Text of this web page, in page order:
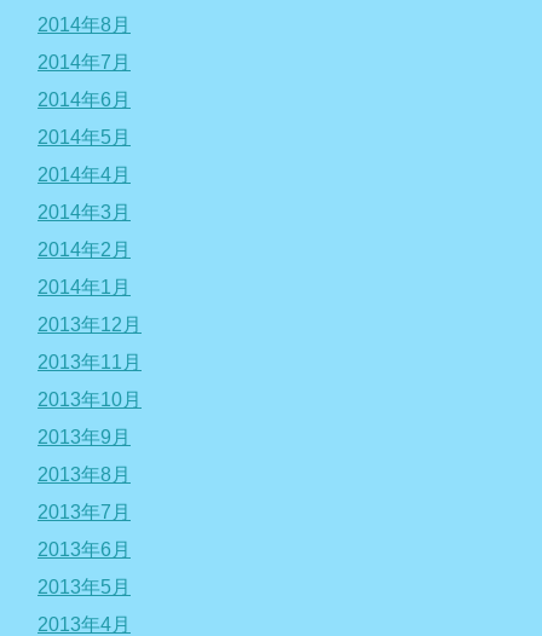
2014年8月
2014年7月
2014年6月
2014年5月
2014年4月
2014年3月
2014年2月
2014年1月
2013年12月
2013年11月
2013年10月
2013年9月
2013年8月
2013年7月
2013年6月
2013年5月
2013年4月